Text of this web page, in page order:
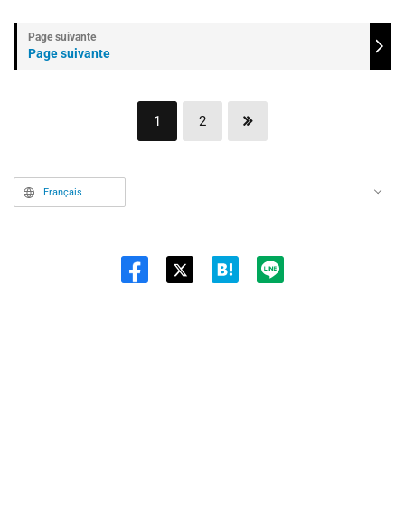
Page suivante
1 2
Français